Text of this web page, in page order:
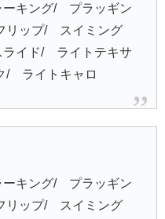
キング/ プラッギン
ップ/ スイミング
イド/ ライトテキサ
/ ライトキャロ
キング/ プラッギン
ップ/ スイミング